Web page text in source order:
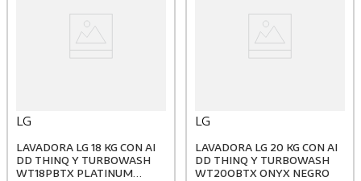
LG
LAVADORA LG 18 KG CON AI
DD THINQ Y TURBOWASH
WT18PBTX PLATINUM
LG
LAVADORA LG 20 KG CON AI
DD THINQ Y TURBOWASH
WT20OBTX ONYX NEGRO